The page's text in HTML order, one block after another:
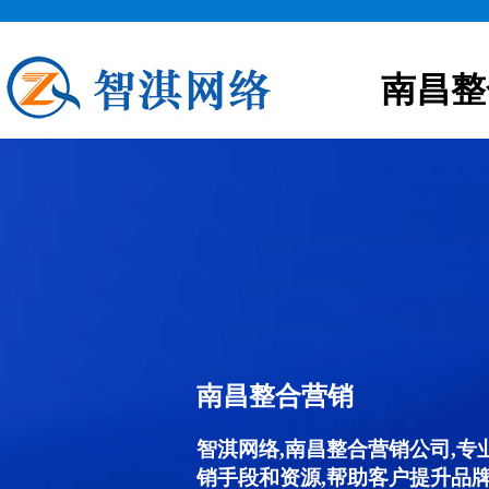
南昌
南昌整合营销
智淇网络,南昌整合营销公司,专
销手段和资源,帮助客户提升品